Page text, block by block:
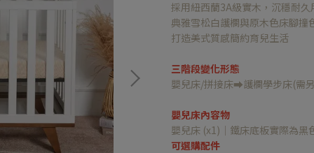
採用紐西蘭3A級實木，沉穩耐久
典雅雪松白護欄與原木色床腳撞
打造美式質感簡約育兒生活
三階段變化形態
嬰兒床/拼接床⮕護欄學步床(需
嬰兒床內容物
嬰兒床 (x1)｜鐵床底板實際為黑
可選購配件